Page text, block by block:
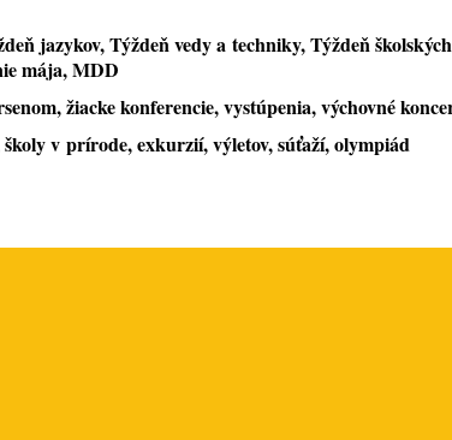
jazykov, Týždeň vedy a techniky, Týždeň
mája, MDD
žiacke konferencie, vystúpenia, výchovné
školy v prírode,exkurzií,výletov,súťaží,olympiád